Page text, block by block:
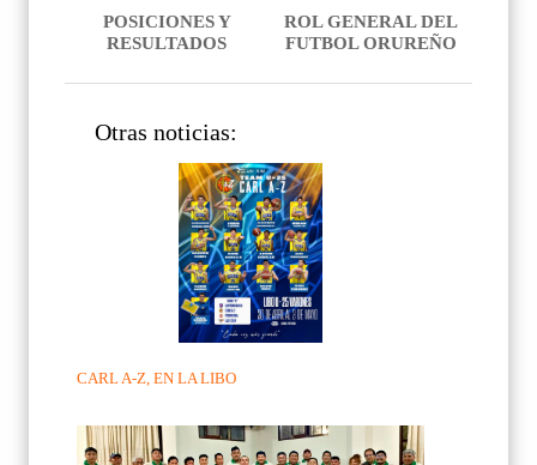
ROL GENERAL DEL
FUTBOL ORUREÑO
POSICIONES Y
RESULTADOS
Otras noticias:
CARL A-Z, EN LA LIBO